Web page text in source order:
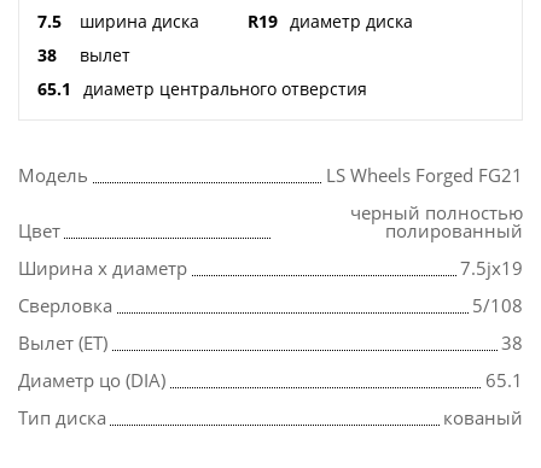
7.5 ширина диска R19 диаметр диска
38
вылет
65.1
диаметр центрального отверстия
Модель LS Wheels Forged FG21
Цвет
черный полностью
полированный
Ширина х диаметр
7.5jx19
Сверловка
5/108
Вылет (ET)
38
Диаметр цо (DIA)
65.1
Тип диска
кованый